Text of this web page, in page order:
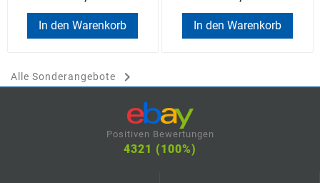
In den Warenkorb In den Warenkorb
Alle Sonderangebote 
Positiven Bewertungen
4321 (100%)